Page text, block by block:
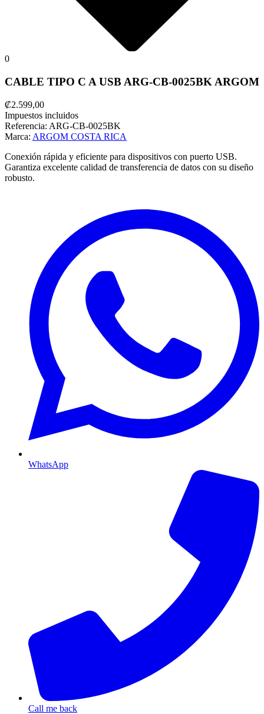
0
CABLE TIPO C A USB ARG-CB-0025BK ARGOM
₡2.599,00
Impuestos incluidos
Referencia: ARG-CB-0025BK
Marca: ARGOM COSTA RICA
Conexión rápida y eficiente para dispositivos con puerto USB.
Garantiza excelente calidad de transferencia de datos con su diseño
robusto.
WhatsApp
Call me back